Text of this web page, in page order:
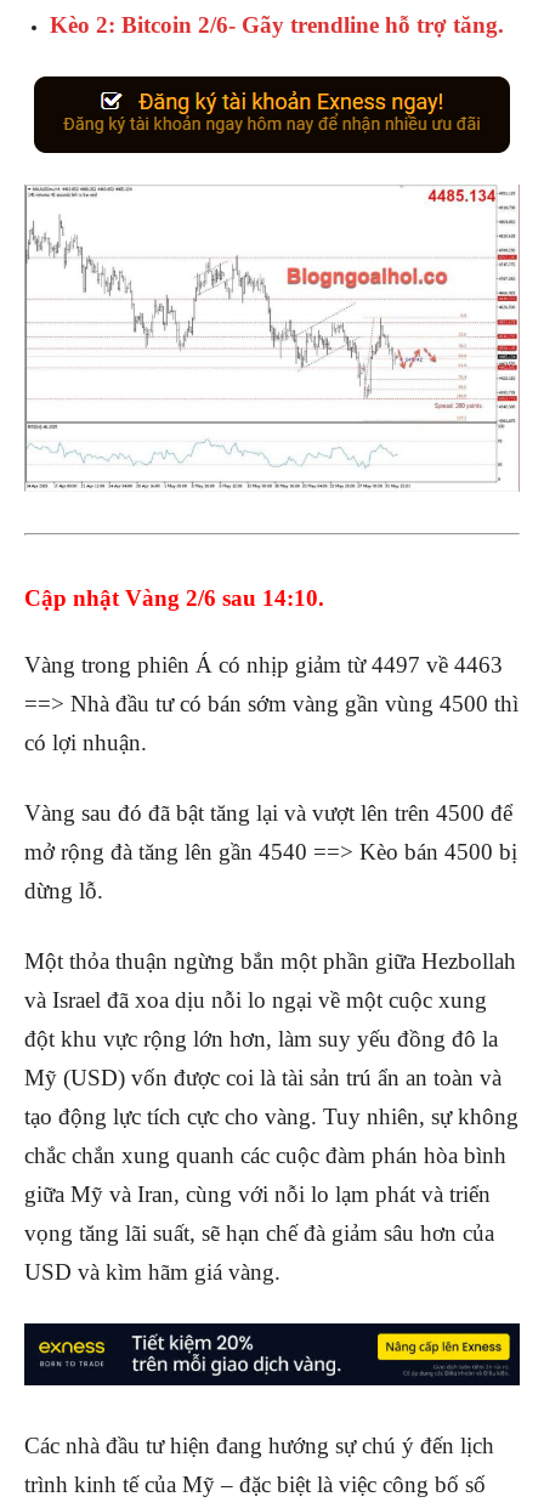
Kèo 2: Bitcoin 2/6- Gãy trendline hỗ trợ tăng.
Cập nhật Vàng 2/6 sau 14:10.
Vàng trong phiên Á có nhịp giảm từ 4497 về 4463
==> Nhà đầu tư có bán sớm vàng gần vùng 4500 thì
có lợi nhuận.
Vàng sau đó đã bật tăng lại và vượt lên trên 4500 để
mở rộng đà tăng lên gần 4540 ==> Kèo bán 4500 bị
dừng lỗ.
Một thỏa thuận ngừng bắn một phần giữa Hezbollah
và Israel đã xoa dịu nỗi lo ngại về một cuộc xung
đột khu vực rộng lớn hơn, làm suy yếu đồng đô la
Mỹ (USD) vốn được coi là tài sản trú ẩn an toàn và
tạo động lực tích cực cho vàng. Tuy nhiên, sự không
chắc chắn xung quanh các cuộc đàm phán hòa bình
giữa Mỹ và Iran, cùng với nỗi lo lạm phát và triển
vọng tăng lãi suất, sẽ hạn chế đà giảm sâu hơn của
USD và kìm hãm giá vàng.
Các nhà đầu tư hiện đang hướng sự chú ý đến lịch
trình kinh tế của Mỹ– đặc biệt là việc công bố số